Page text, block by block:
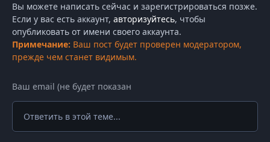
Вы можете написать сейчас и зарегистрироваться позже.
Если у вас есть аккаунт, авторизуйтесь, чтобы
опубликовать от имени своего аккаунта.
Примечание: Ваш пост будет проверен модератором,
прежде чем станет видимым.
Ответить в этой теме...